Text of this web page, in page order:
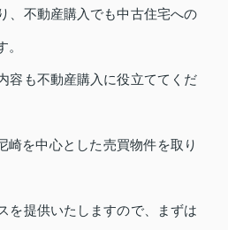
、不動産購入でも中古住宅への
。
容も不動産購入に役立ててくだ
崎を中心とした売買物件を取り
を提供いたしますので、まずは